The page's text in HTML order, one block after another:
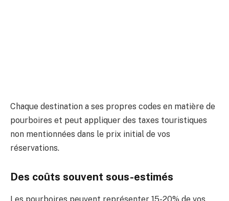
Chaque destination a ses propres codes en matière de
pourboires et peut appliquer des taxes touristiques
non mentionnées dans le prix initial de vos
réservations.
Des coûts souvent sous-estimés